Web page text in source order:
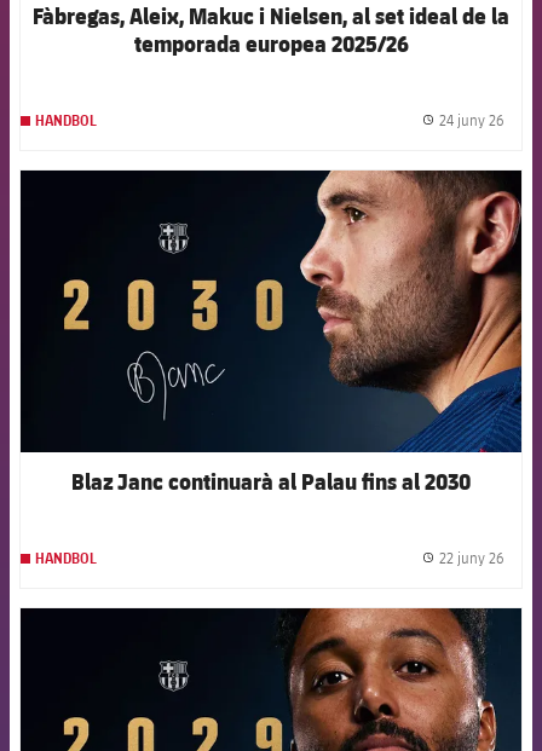
Fàbregas, Aleix, Makuc i Nielsen, al set ideal de la
temporada europea 2025/26
HANDBOL 24 juny 26
FCB Barcelona badge
Blaz Janc continuarà al Palau fins al 2030
HANDBOL 22 juny 26
FCB Barcelona badge